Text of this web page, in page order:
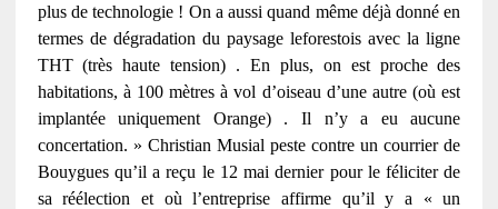
plus de technologie ! On a aussi quand même déjà donné en
termes de dégradation du paysage leforestois avec la ligne
THT (très haute tension) . En plus, on est proche des
habitations, à 100 mètres à vol d’oiseau d’une autre (où est
implantée uniquement Orange) . Il n’y a eu aucune
concertation. » Christian Musial peste contre un courrier de
Bouygues qu’il a reçu le 12 mai dernier pour le féliciter de
sa réélection et où l’entreprise affirme qu’il y a « un